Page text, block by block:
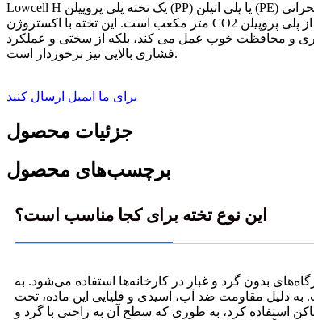
Lowcell H یک تخته پلی پروپیلن (PP) یا پلی اتیلن (PE) فومی اکسترود شده بدون اتصال عرضی فوق بحرانی (SCF) با ساختار حباب مستقل است. سرعت فوم شدن ۱.۳ برابر، چگالی آن ۰.۶-۰.۶۷ گرم بر سانتی
متر مکعب است. این تخته با اکستروژن CO2 ساخته شده و دارای ساختار سه لایه ویژه است. لایه های سطحی بالایی و پایینی از پلی پروپیلن (PP) یا پلی اتیلن (PE) جامد آبی یا سبز هستند و خطوط چرمی
و محافظت خوب عمل می کند، بلکه از سختی و عملکرد
فشاری بالایی نیز برخوردار است.
برای ما ایمیل ارسال کنید
جزئیات محصول
برچسب‌های محصول
این نوع تخته برای کجا مناسب است؟
بدون گرد و غبار در کارخانه‌ها استفاده می‌شود. به
دلیل مقاومت ضد آب، اسیدی و قلیایی این ماده، تحت
استفاده کرد، به طوری که سطح آن به راحتی با گرد و